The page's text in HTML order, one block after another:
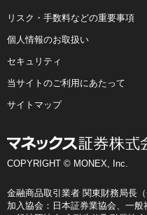
リスク・手数料などの重要事項
個人情報のお取扱い
セキュリティ
当サイトのご利用にあたって
サイトマップ
COPYRIGHT © MONEX, Inc.
金融商品取引業者 関東財務局長
加入協会：日本証券業協会、一般